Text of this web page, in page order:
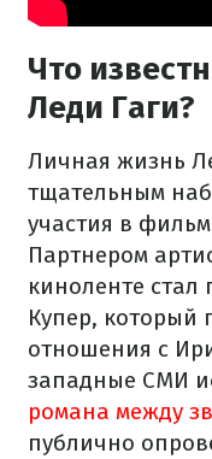
Что
Леди Гаги?
Личная жизнь
тщательным
участия в
Партнером
киноленте стал
Купер, который
отношения с
западные СМИ
романа между
публично